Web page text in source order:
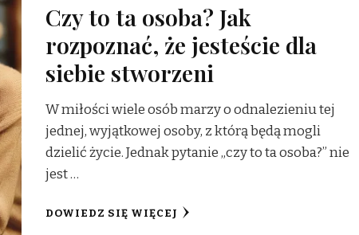
Czy to ta osoba? Jak
rozpoznać, że jesteście dla
siebie stworzeni
W miłości wiele osób marzy o odnalezieniu tej
jednej, wyjątkowej osoby, z którą będą mogli
dzielić życie. Jednak pytanie „czy to ta osoba?” nie
jest …
DOWIEDZ SIĘ WIĘCEJ